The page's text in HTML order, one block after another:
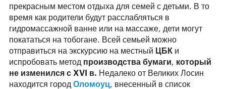
прекрасным местом отдыха для семей с детьми. В то
время как родители будут расслабляться в
гидромассажной ванне или на массаже, дети могут
покататься на тобогане. Всей семьей можно
отправиться на экскурсию на местный ЦБК и
испробовать метод производства бумаги, который
не изменился с XVI в. Недалеко от Великих Лосин
находится город Оломоуц, внесенный в список